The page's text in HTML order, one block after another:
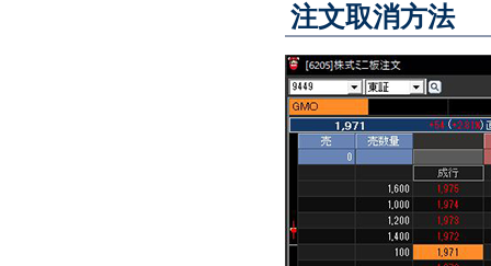
注文取消方法